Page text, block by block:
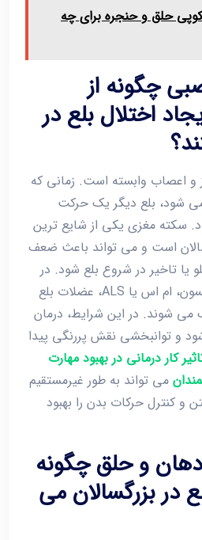
حلق و حنجره برای چه
چگونه از
اختلال بلع در
و اعصاب وابسته است. زمانی که
‌شود، بلع دیگر یک حرکت
سکته مغزی یکی از شایع‌ ترین
است و می ‌تواند باعث ضعف
تاخیر در شروع بلع شود. در
بیماری ‌هایی مانند پارکینسون، ام ‌اس یا ALS، عضلات بلع
می‌ شوند. در این شرایط، درمان
و توانبخشی نقش پررنگی پیدا
کار درمانی در بهبود مهارت
می ‌تواند به‌ طور غیرمستقیم
و کنترل حرکات بدن را بهبود
و حلق چگونه
در بزرگسالان می